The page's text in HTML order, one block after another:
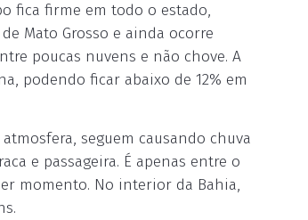
fica firme em todo o estado,
Mato Grosso e ainda ocorre
poucas nuvens e não chove. A
podendo ficar abaixo de 12% em
seguem causando chuva
e passageira. É apenas entre o
momento. No interior da Bahia,